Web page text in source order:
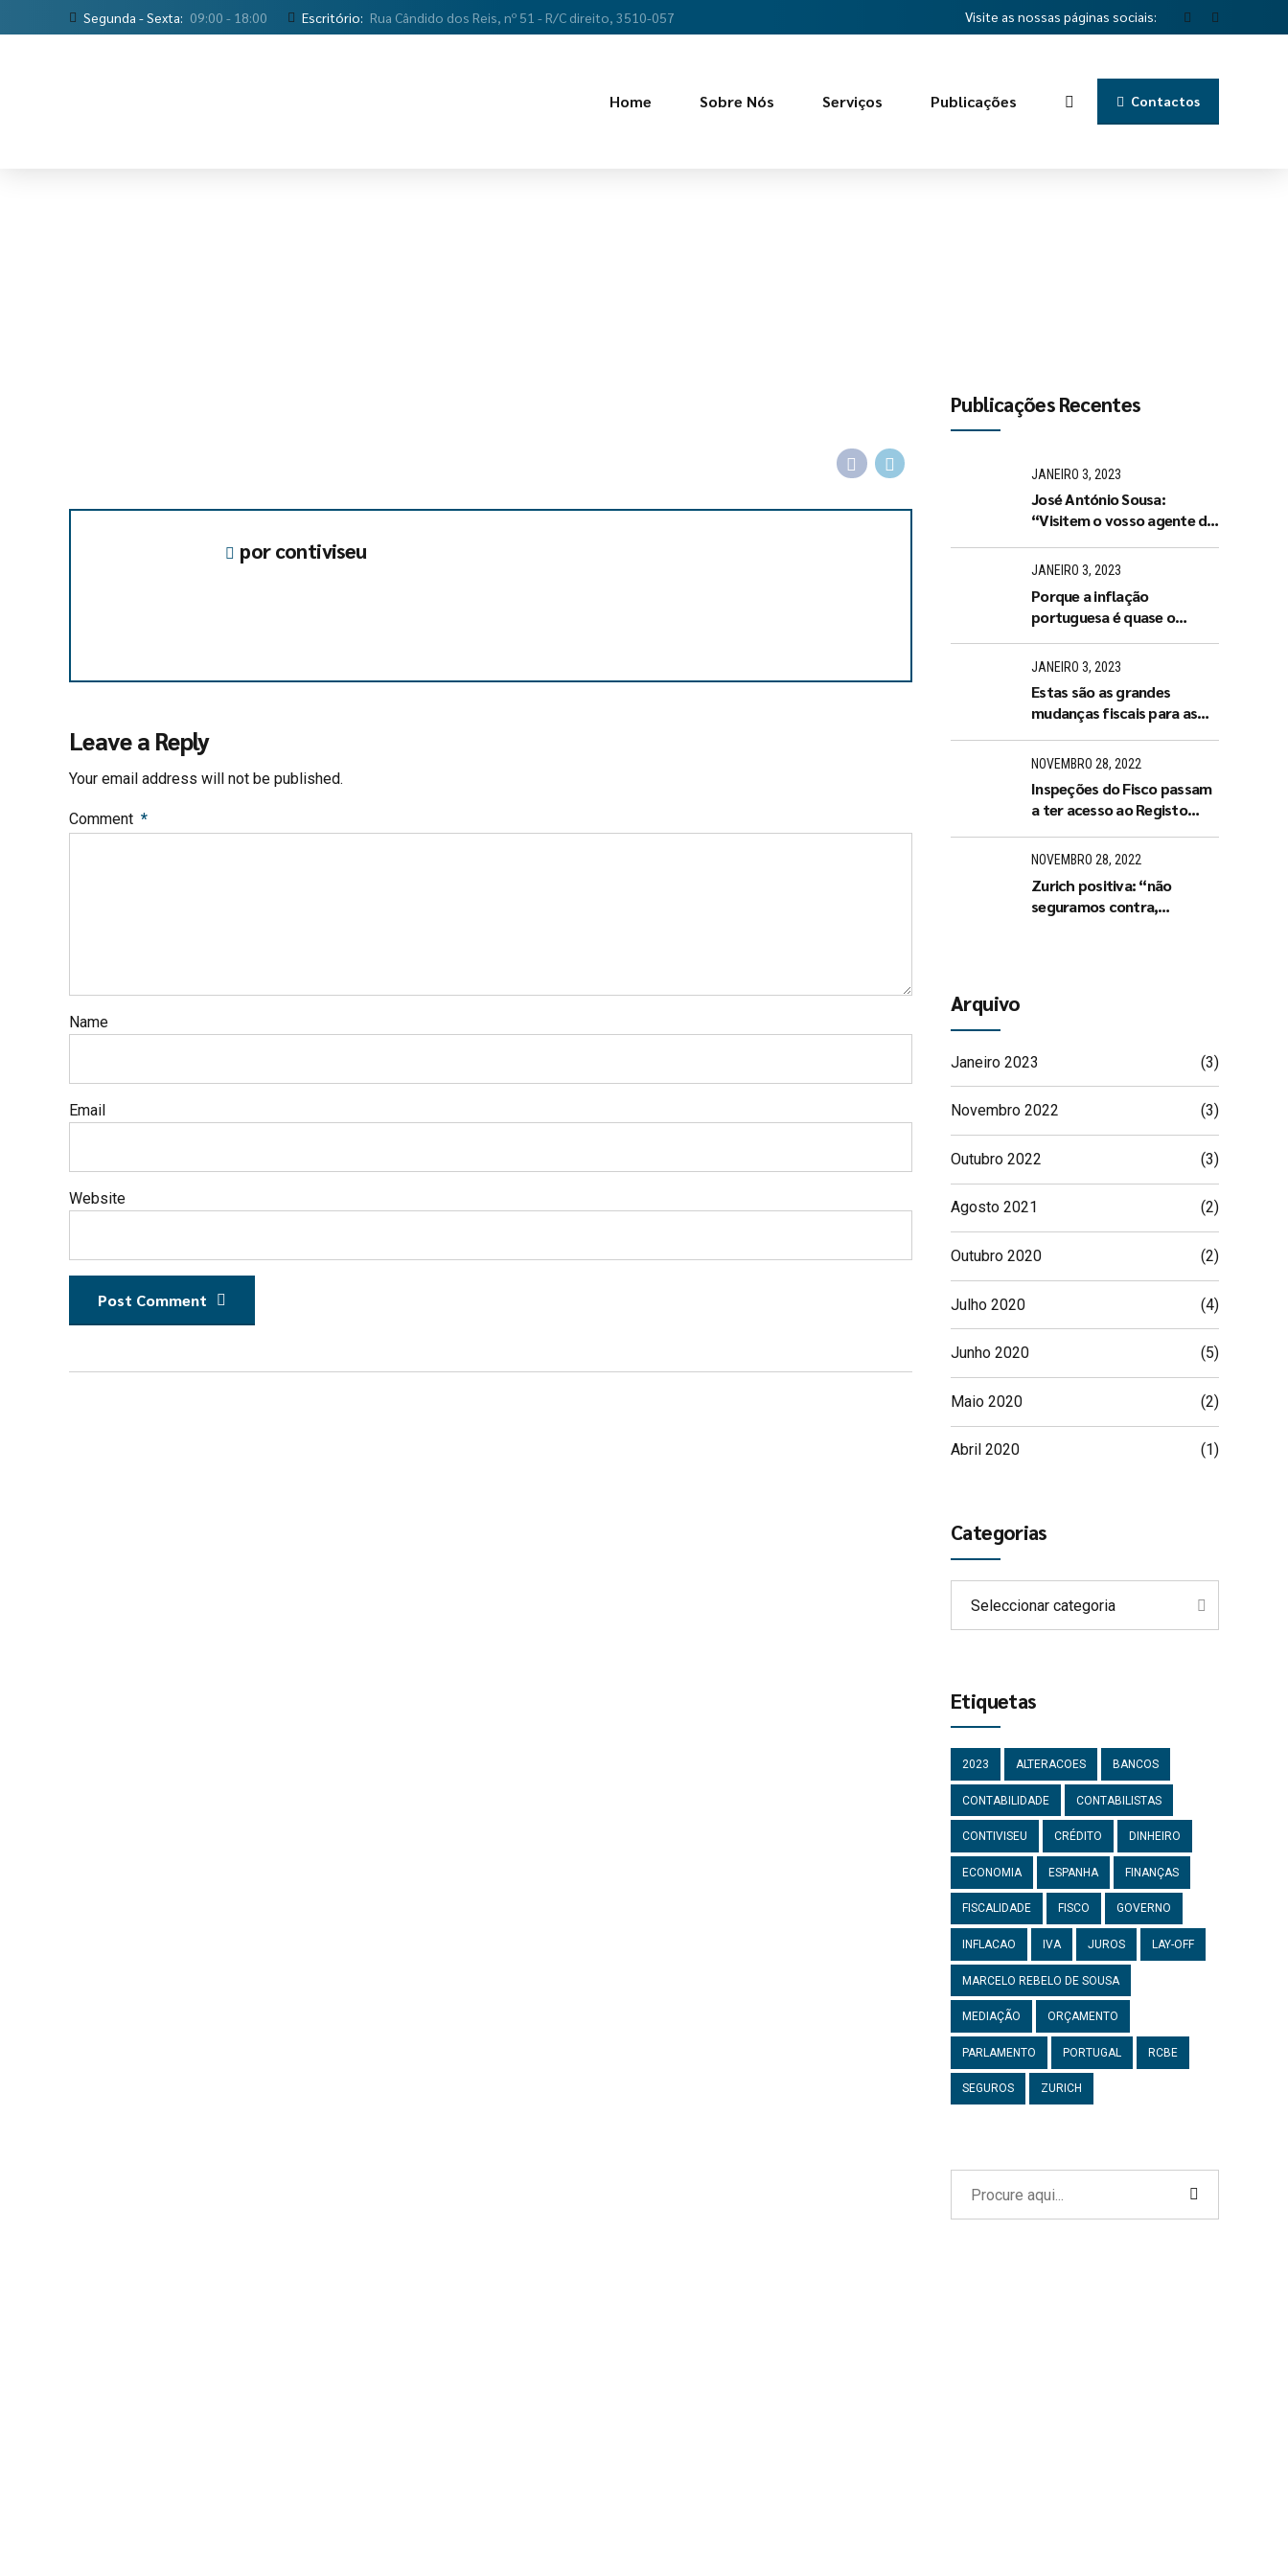
Segunda - Sexta: 09:00 - 18:00 Escritório: Rua Cândido dos Reis, nº 51 - R/C direito, 3510-057 Visite as nossas páginas sociais:
Contactos
Home Sobre Nós Serviços Publicações
por contiviseu
Leave a Reply
Your email address will not be published.
Comment *
Name
Email
Website
Post Comment
Publicações Recentes
JANEIRO 3, 2023
José António Sousa:
“Visitem o vosso agente de
arranjar um de imediato”
JANEIRO 3, 2023
Porque a inflação
portuguesa é quase o
JANEIRO 3, 2023
Estas são as grandes
mudanças fiscais para as
2023
NOVEMBRO 28, 2022
Inspeções do Fisco passam
a ter acesso ao Registo
Efetivo
NOVEMBRO 28, 2022
Zurich positiva: “não
seguramos contra,
Arquivo
Janeiro 2023 (3)
Novembro 2022 (3)
Outubro 2022 (3)
Agosto 2021 (2)
Outubro 2020 (2)
Julho 2020 (4)
Junho 2020 (5)
Maio 2020 (2)
Abril 2020 (1)
Categorias
Seleccionar categoria
Etiquetas
2023 ALTERACOES BANCOS
CONTABILIDADE CONTABILISTAS
CONTIVISEU CRÉDITO DINHEIRO
ECONOMIA ESPANHA FINANÇAS
FISCALIDADE FISCO GOVERNO
INFLACAO IVA JUROS LAY-OFF
MARCELO REBELO DE SOUSA
MEDIAÇÃO ORÇAMENTO
PARLAMENTO PORTUGAL RCBE
SEGUROS ZURICH